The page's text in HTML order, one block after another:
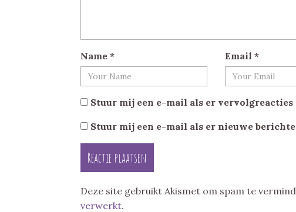
Name * Email *
Stuur mij een e-mail als er vervolgreacties
Stuur mij een e-mail als er nieuwe
Deze site gebruikt Akismet om spam te
verwerkt.